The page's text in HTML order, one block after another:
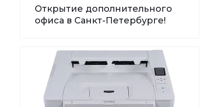
Открытие дополнительного
офиса в Санкт-Петербурге!